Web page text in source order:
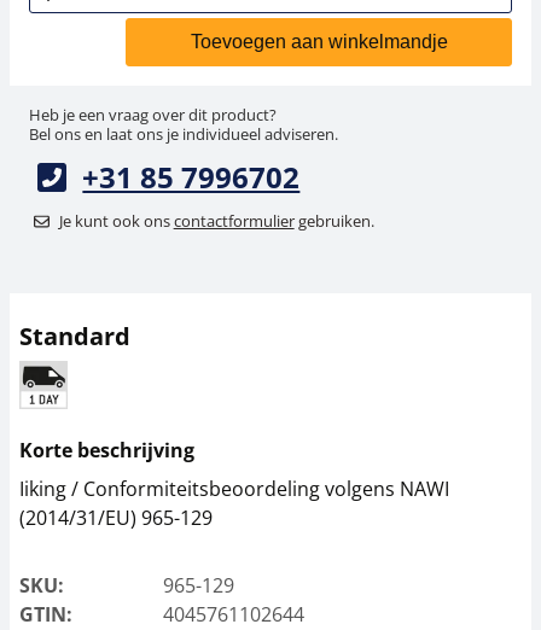
Toevoegen aan winkelmandje
Heb je een vraag over dit product?
Bel ons en laat ons je individueel adviseren.
+31 85 7996702
Je kunt ook onscontactformuliergebruiken.
Standard
Korte beschrijving
Iiking / Conformiteitsbeoordeling volgens NAWI
(2014/31/EU) 965-129
SKU:
965-129
GTIN:
4045761102644